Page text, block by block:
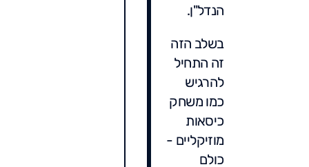
הנדל"ן.
בשלב הזה
זה התחיל
להרגיש
כמו משחק
כיסאות
מוזיקליים -
כולם